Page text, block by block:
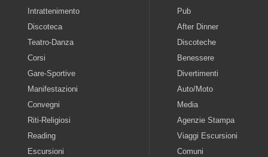
Intrattenimento
Discoteca
Teatro-Danza
Corsi
Gare-Sportive
Manifestazioni
Convegni
Riti-Religiosi
Reading
Escursioni
Pub
After Dinner
Discoteche
Benessere
Divertimenti
Auto/Moto
Media
Agenzie Stampa
Viaggi Escursioni
Comuni